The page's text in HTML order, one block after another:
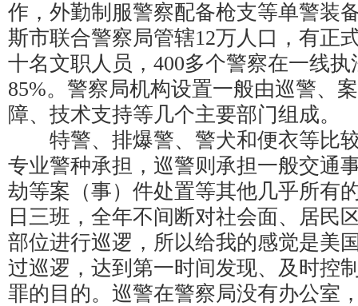
作，外勤制服警察配备枪支等单警装
斯市联合警察局管辖12万人口，有正
十名文职人员，400多个警察在一线
85%。警察局机构设置一般由巡警、
障、技术支持等几个主要部门组成。
特警、排爆警、警犬和便衣等比
专业警种承担，巡警则承担一般交通
劫等案（事）件处置等其他几乎所有
日三班，全年不间断对社会面、居民
部位进行巡逻，所以给我的感觉是美
过巡逻，达到第一时间发现、及时控
罪的目的。巡警在警察局没有办公室